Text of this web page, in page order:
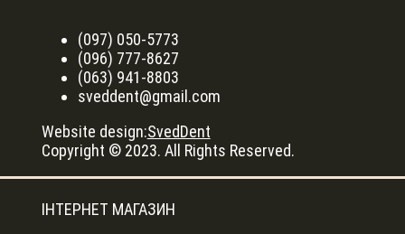
(097) 050-5773
(096) 777-8627
(063) 941-8803
sveddent@gmail.com
Website design:SvedDent
Copyright © 2023. All Rights Reserved.
ІНТЕРНЕТ МАГАЗИН